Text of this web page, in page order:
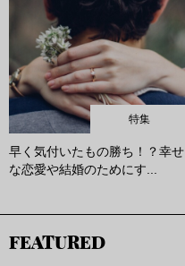
特集
早く気付いたもの勝ち！？幸せ
な恋愛や結婚のためにす...
FEATURED